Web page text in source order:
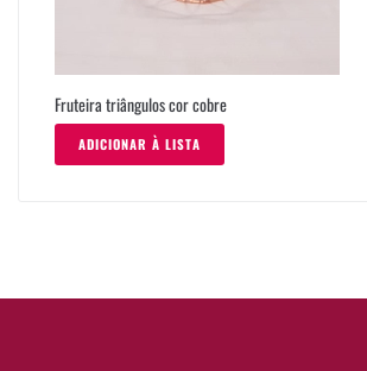
Fruteira triângulos cor cobre
ADICIONAR À LISTA